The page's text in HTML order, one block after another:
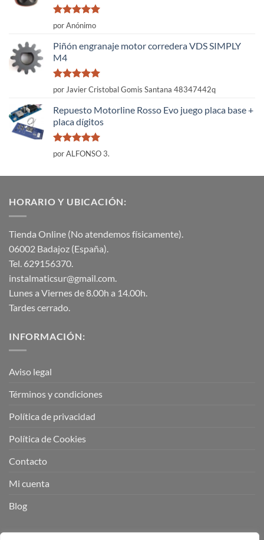
Valorado
con
por Anónimo
Piñón engranaje motor corredera VDS SIMPLY
M4
Valorado
con
por Javier Cristobal Gomis Santana 48347442q
Repuesto Motorline Rosso Evo juego placa base +
placa dígitos
Valorado
con
por ALFONSO 3.
HORARIO Y UBICACIÓN:
Tienda Online (No atendemos físicamente).
06002 Badajoz (España).
Tel. 629156370.
instalmaticsur@gmail.com.
Lunes a Viernes de 8.00h a 14.00h.
Tardes cerrado.
INFORMACIÓN:
Aviso legal
Términos y condiciones
Política de privacidad
Política de Cookies
Contacto
Mi cuenta
Blog